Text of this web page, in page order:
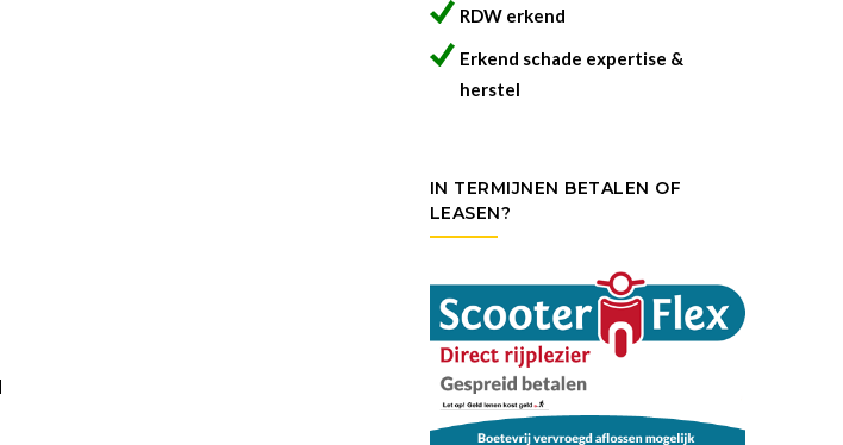
RDW erkend
Erkend schade expertise &
herstel
IN TERMIJNEN BETALEN OF
LEASEN?